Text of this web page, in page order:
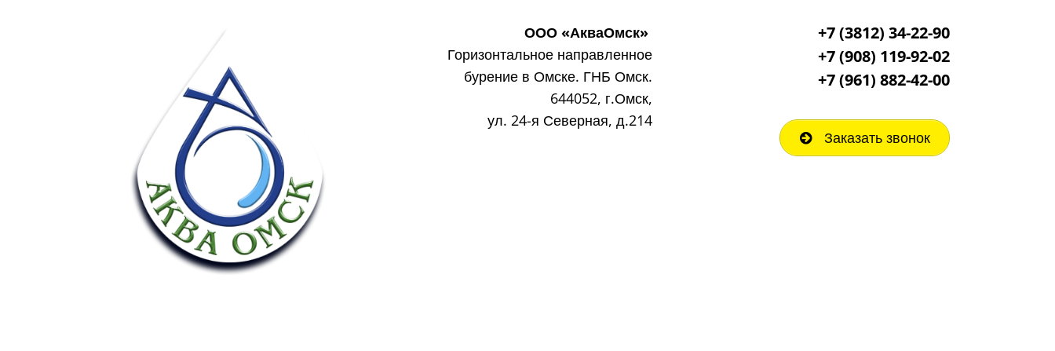
ООО «АкваОмск»
Горизонтальное направленное
бурение в Омске. ГНБ Омск.
644052, г.Омск,
ул. 24-я Северная, д.214
+7 (3812) 34-22-90
+7 (908) 119-92-02
+7(961) 882-42-00
Заказать звонок